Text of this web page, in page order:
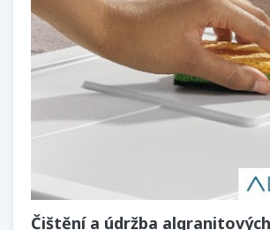
Čištění a údržba